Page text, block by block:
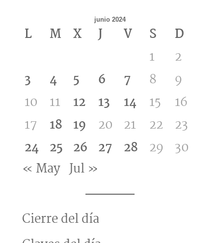
junio 2024
L M X J V S
D
1
2
3
4 5 6 7 8
9
10
11 12 13 14 15
16
17
18 19 20 21 22
23
24 25 26 27 28 29
30
« May Jul »
Cierre del día